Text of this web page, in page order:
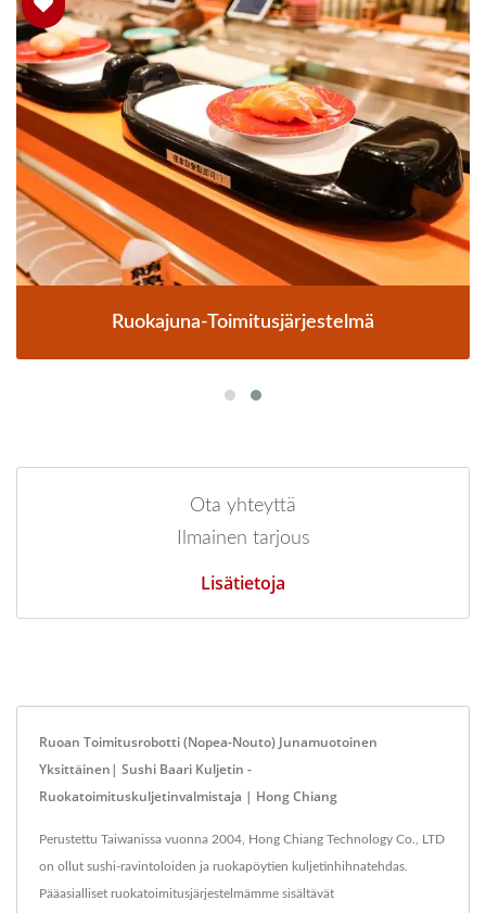
Ruokajuna-Toimitusjärjestelmä
Ota yhteyttä
Ilmainen tarjous
Lisätietoja
Ruoan Toimitusrobotti (Nopea-Nouto) Junamuotoinen
Yksittäinen| Sushi Baari Kuljetin -
Ruokatoimituskuljetinvalmistaja | Hong Chiang
Perustettu Taiwanissa vuonna 2004, Hong Chiang Technology Co., LTD
on ollut sushi-ravintoloiden ja ruokapöytien kuljetinhihnatehdas.
Pääasialliset ruokatoimitusjärjestelmämme sisältävät